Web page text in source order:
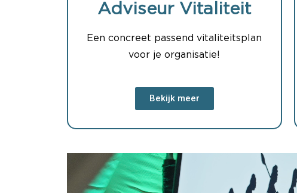
Adviseur Vitaliteit
Een concreet passend vitaliteitsplan
voor je organisatie!
Bekijk meer